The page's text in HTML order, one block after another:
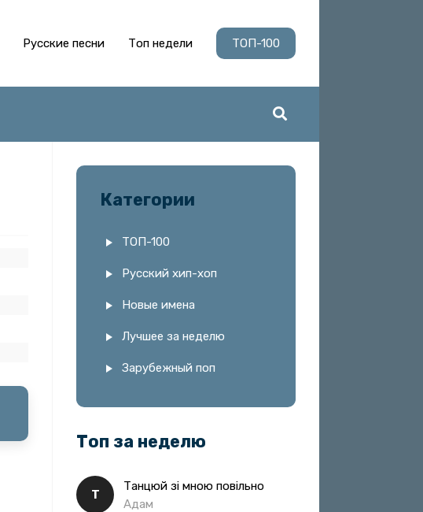
Русские песни Топ недели ТОП-100
Категории
ТОП-100
Русский хип-хоп
Новые имена
Лучшее за неделю
Зарубежный поп
Топ за неделю
Т
Танцюй зі мною повільно
Адам